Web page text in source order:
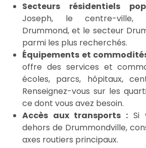
Secteurs résidentiels
Joseph, le centre-ville,
Drummond, et le secteur
parmi les plus recherchés.
Équipements et
offre des services et
écoles, parcs, hôpitaux,
Renseignez-vous sur les
ce dont vous avez besoin.
Accès aux transports : Si
dehors de Drummondville,
axes routiers principaux.